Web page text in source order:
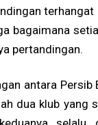
bagaimana
pertandingan.
antara Persib
dua klub yang